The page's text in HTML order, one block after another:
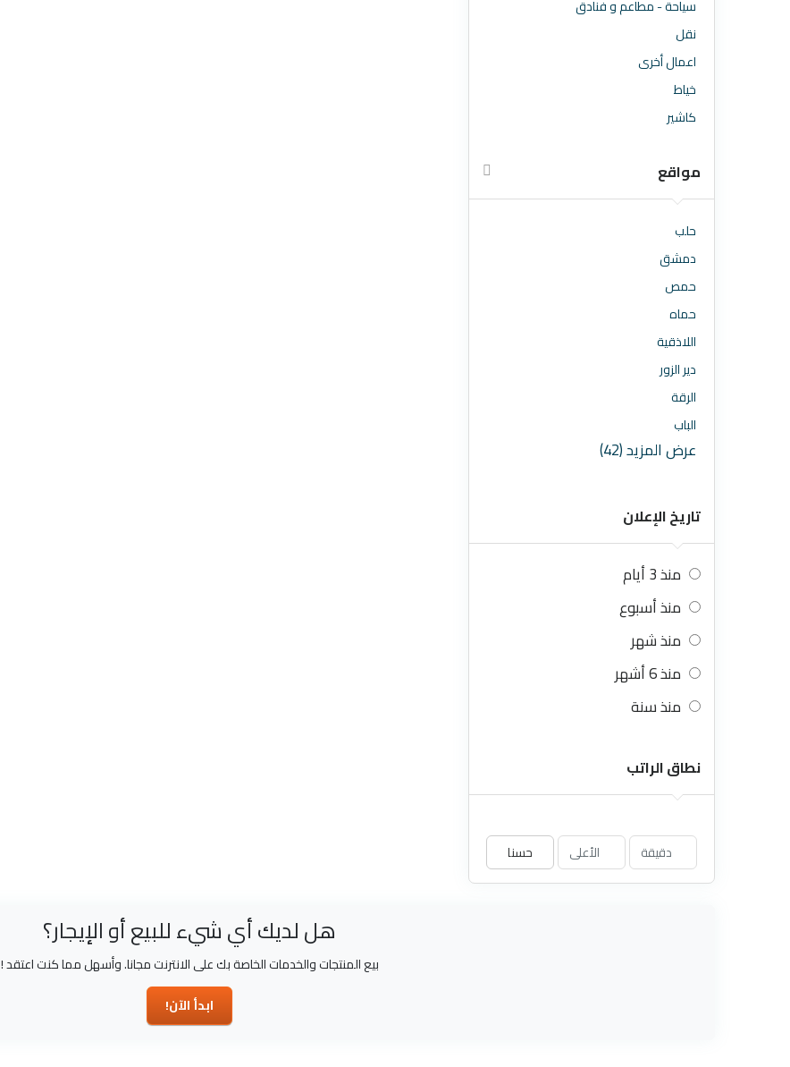
سياحة - مطاعم و فنادق
نقل
اعمال أخرى
خياط
كاشير
مواقع
حلب
دمشق
حمص
حماه
اللاذقية
دير الزور
الرقة
الباب
عرض المزيد (42)
تاريخ الإعلان
منذ 3 أيام
منذ أسبوع
منذ شهر
منذ 6 أشهر
منذ سنة
نطاق الراتب
حسنا
هل لديك أي شيء للبيع أو الإيجار؟
بيع المنتجات والخدمات الخاصة بك على الانترنت مجانا. وأسهل مما كنت اعتقد !
ابدأ الآن!